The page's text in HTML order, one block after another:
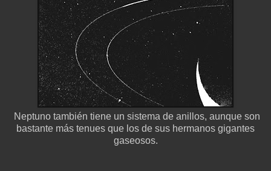
Neptuno también tiene un sistema de anillos, aunque son
bastante más tenues que los de sus hermanos gigantes
gaseosos.